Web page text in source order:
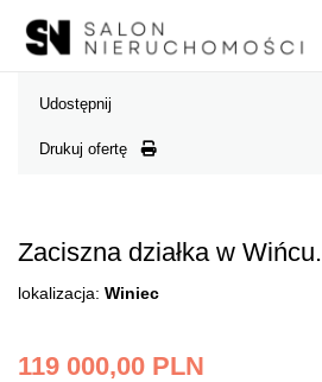
Udostępnij
Drukuj ofertę
Zaciszna działka w Wińcu.
lokalizacja: Winiec
119 000,00 PLN